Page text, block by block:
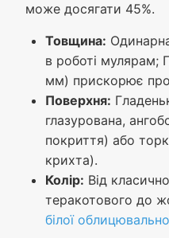
може досягати 45%.
Товщина:
в роботі мулярам;
мм) прискорює
Поверхня:
глазурована,
покриття) або
крихта).
Колір: Від
теракотового до
білої